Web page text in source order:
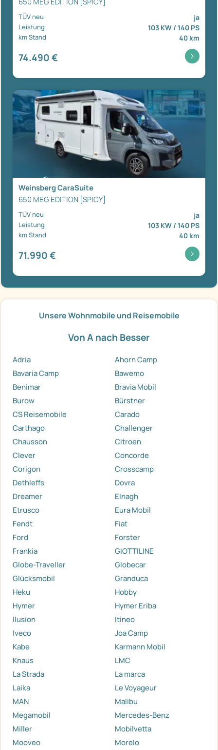
TÜV neu ja
Leistung 103 KW / 140 PS
km Stand 40 km
74.490 €
Weinsberg CaraSuite
650 MEG EDITION [SPICY]
TÜV neu ja
Leistung 103 KW / 140 PS
km Stand 40 km
71.990 €
Unsere Wohnmobile und Reisemobile
Von A nach Besser
Adria
Ahorn Camp
Bavaria Camp
Bawemo
Benimar
Bravia Mobil
Burow
Bürstner
CS Reisemobile
Carado
Carthago
Challenger
Chausson
Citroen
Clever
Concorde
Corigon
Crosscamp
Dethleffs
Dovra
Dreamer
Elnagh
Etrusco
Eura Mobil
Fendt
Fiat
Ford
Forster
Frankia
GIOTTILINE
Globe-Traveller
Globecar
Glücksmobil
Granduca
Heku
Hobby
Hymer
Hymer Eriba
Ilusion
Itineo
Iveco
Joa Camp
Kabe
Karmann Mobil
Knaus
LMC
La Strada
La marca
Laika
Le Voyageur
MAN
Malibu
Megamobil
Mercedes-Benz
Miller
Mobilvetta
Mooveo
Morelo